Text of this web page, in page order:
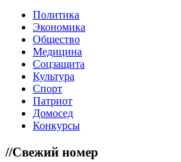
Политика
Экономика
Общество
Медицина
Соцзащита
Культура
Спорт
Патриот
Домосед
Конкурсы
//Свежий номер